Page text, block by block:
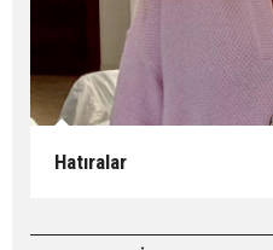
Hatıralar